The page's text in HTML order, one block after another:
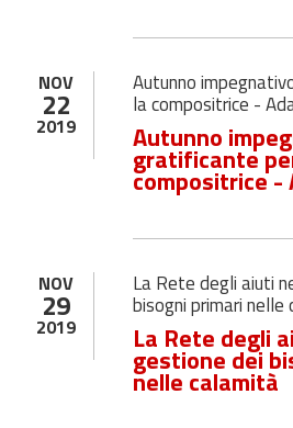
NOV
22
2019
Autunno
la compositrice -
Autunno
gratificante
compositrice -
NOV
29
2019
La Rete degli aiuti
bisogni primari nelle
La Rete degli
gestione dei
nelle calamità